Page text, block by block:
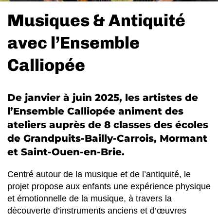
Musiques & Antiquité
avec l’Ensemble
Calliopée
De janvier à juin 2025, les artistes de
l’Ensemble Calliopée animent des
ateliers auprès de 8 classes des écoles
de Grandpuits-Bailly-Carrois, Mormant
et Saint-Ouen-en-Brie.
Centré autour de la musique et de l’antiquité, le
projet propose aux enfants une expérience physique
et émotionnelle de la musique, à travers la
découverte d’instruments anciens et d’œuvres